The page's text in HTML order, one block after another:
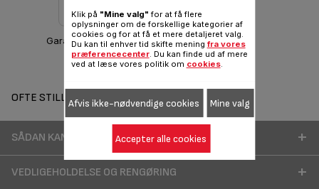
Garantioplysninger
OFTE STILLEDE SPØRGSMÅL
SÅDAN KAN DU BEDRE BRUGE DIT PRODUKT
VEDLIGEHOLDELSE OG RENGØRING
Klik på "Mine valg" for at få flere
oplysninger om de forskellige kategorier af
cookies og for at få et mere detaljeret valg.
Du kan til enhver tid skifte mening fra vores
præferencecenter. Du kan finde ud af mere
ved at læse vores politik om cookies.
Afvis ikke-nødvendige cookies Mine valg
Accepter alle cookies